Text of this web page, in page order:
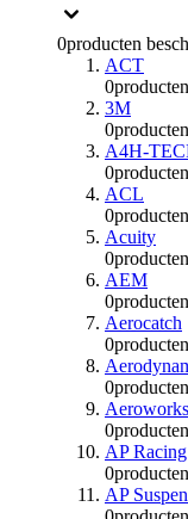
0producten
ACT
0
3M
0
A4H-
0
ACL
0
Acuity
0
AEM
0
Aerocatch
0
0
Aeroworks
0
AP Racing
0
AP